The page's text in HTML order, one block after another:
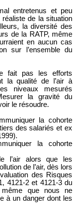
entretenus et peu
de la situation
la diversité des
de la RATP, même
en aucun cas
sur l’ensemble du
fait pas les efforts
la qualité de l’air à
niveaux mesurés
la gravité du
le résoudre.
la cohorte
des salariés et ex
la cohorte
l’air alors que les
de l’air, dès lors
des Risques
4121-2 et 4121-3 du
même que nous ne
à un danger dont les